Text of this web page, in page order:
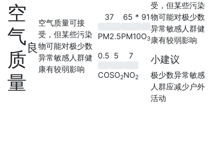
空
气
质
量
良
空气质量可接
受，但某些污染
物可能对极少数
异常敏感人群健
康有较弱影响
37
PM2.5
65 *
PM10
91
O3
0.5
CO
5
SO2
7
NO2
受，但某些污染
物可能对极少数
异常敏感人群健
康有较弱影响
小建议
极少数异常敏感
人群应减少户外
活动